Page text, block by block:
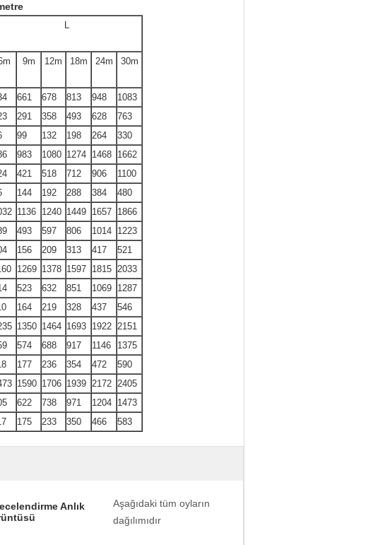
L
9m 12m 18m 24m 30m
661 678 813 948
1083
291 358 493 628
763
99 132 198 264
330
983 1080 1274 1468 1662
421 518 712 906
1100
144 192 288 384
480
1136 1240 1449 1657 1866
493 597 806 1014 1223
156 209 313 417
521
1269 1378 1597 1815 2033
523 632 851 1069 1287
164 219 328 437
546
1350 1464 1693 1922 2151
574 688 917 1146
1375
177 236 354 472
590
1590 1706 1939 2172 2405
622 738 971 1204 1473
175 233 350 466 583
Anlık
Aşağıdaki tüm oyların
dağılımıdır